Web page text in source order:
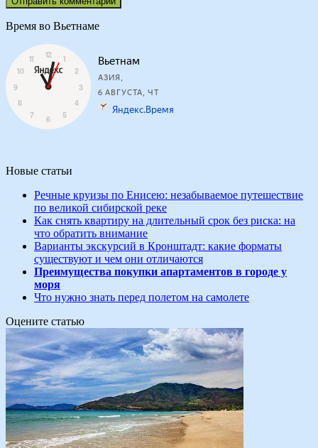
Время во Вьетнаме
Новые статьи
Речные круизы по Енисею: незабываемое путешествие
по великой сибирской реке
Как снять квартиру на длительный срок без риска: на
что обратить внимание
Варианты экскурсий в Кронштадт: какие форматы
существуют и чем они отличаются
Преимущества покупки апартаментов в городе у
моря
Что нужно знать перед полетом на самолете
Оцените статью